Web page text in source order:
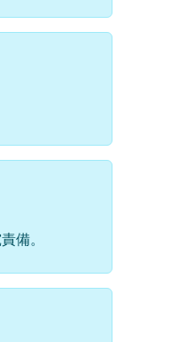
備。